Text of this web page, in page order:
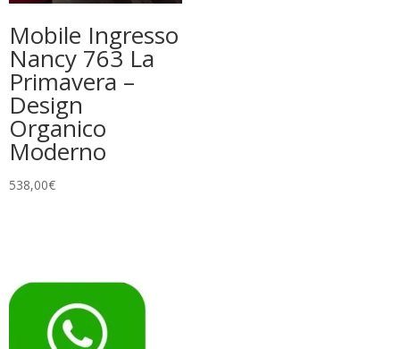
Mobile Ingresso
Nancy 763 La
Primavera –
Design
Organico
Moderno
538,00€